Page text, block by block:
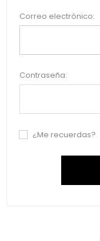
Correo electrónico:
Contraseña:
¿Me recuerdas?